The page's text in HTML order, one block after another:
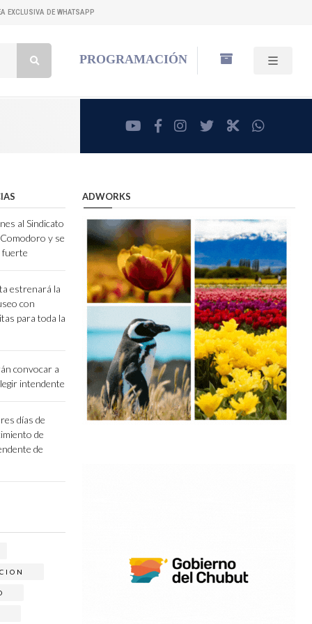
EXCLUSIVA DE WHATSAPP
PROGRAMACIÓN
youtubefacebookinstagram
twitterRadioCut
al Sindicato
y se
fuerte
estrenará la
con
para toda la
convocar a
intendente
días de
de
de
ADWORKS